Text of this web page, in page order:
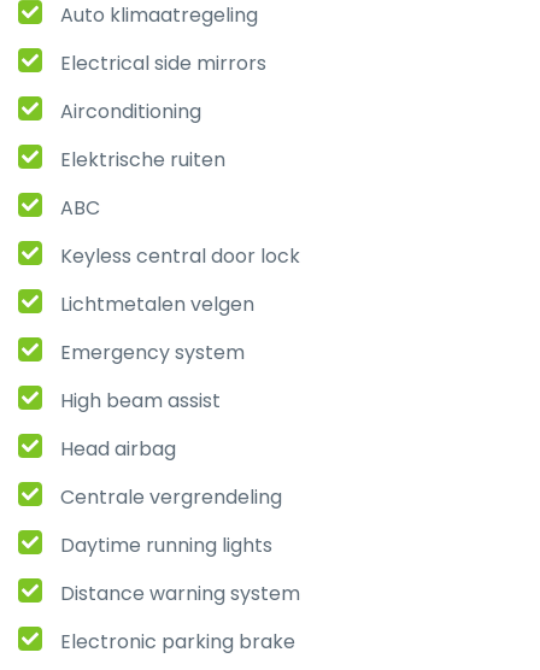
Auto klimaatregeling
Electrical side mirrors
Airconditioning
Elektrische ruiten
ABC
Keyless central door lock
Lichtmetalen velgen
Emergency system
High beam assist
Head airbag
Centrale vergrendeling
Daytime running lights
Distance warning system
Electronic parking brake